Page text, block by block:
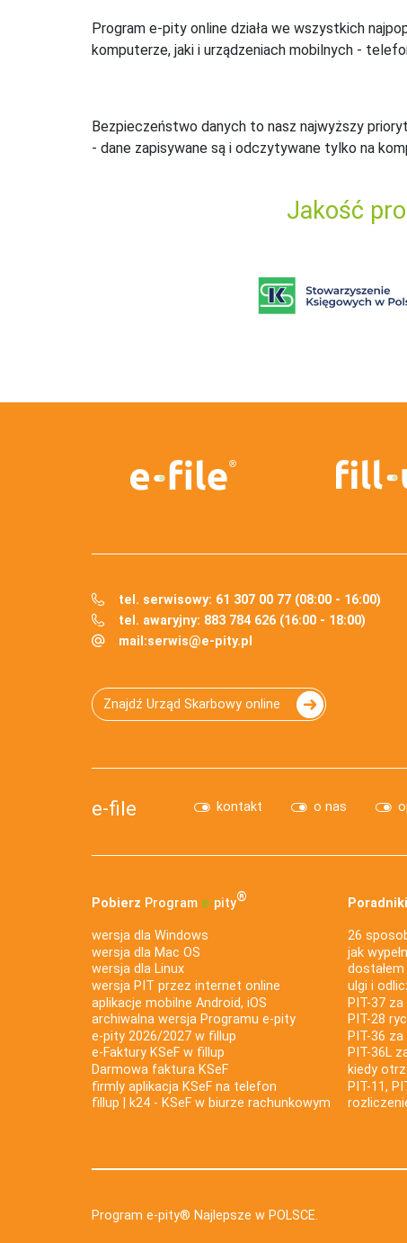
Program e-pity online działa we wszystkich
komputerze, jaki i urządzeniach mobilnych -
Bezpieczeństwo danych to nasz najwyższy
- dane zapisywane są i odczytywane tylko na
Jakość
tel. serwisowy: 61 307 00 77 (08:00 - 16:00)
tel. awaryjny: 883 784 626 (16:00 - 18:00)
mail:serwis@e-pity.pl
Znajdź Urząd Skarbowy online
e-file kontakt o nas
Pobierz Program e‑pity®
wersja dla Windows
wersja dla Mac OS
wersja dla Linux
wersja PIT przez internet online
aplikacje mobilne Android, iOS
archiwalna wersja Programu e-pity
e-pity 2026/2027 w fillup
e‑Faktury KSeF w fillup
Darmowa faktura KSeF
firmly aplikacja KSeF na telefon
fillup | k24 - KSeF w biurze rachunkowym
Poradniki
26
jak
ulgi i
PIT-37
PIT-28
PIT-36
PIT-36L
kiedy
PIT-11,
Program e-pity® Najlepsze w POLSCE.